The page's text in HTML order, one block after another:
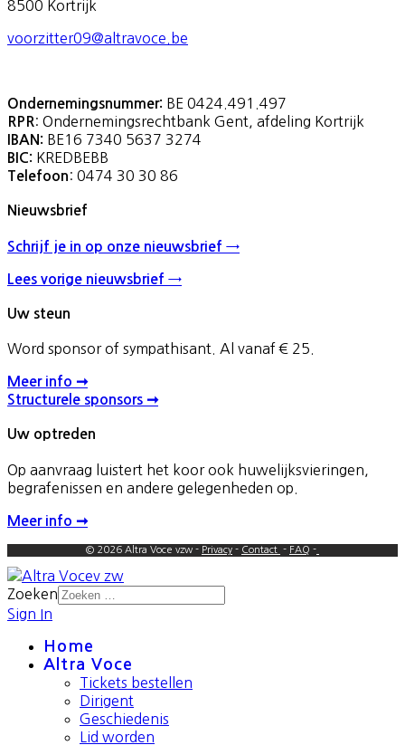
8500 Kortrijk
voorzitter09@altravoce.be
Ondernemingsnummer: BE 0424.491.497
RPR: Ondernemingsrechtbank Gent, afdeling Kortrijk
IBAN: BE16 7340 5637 3274
BIC: KREDBEBB
Telefoon : 0474 30 30 86
Nieuwsbrief
Schrijf je in op onze nieuwsbrief →
Lees vorige nieuwsbrief →
Uw steun
Word sponsor of sympathisant. Al vanaf € 25.
Meer info ➞
Structurele sponsors ➞
Uw optreden
Op aanvraag luistert het koor ook huwelijksvieringen,
begrafenissen en andere gelegenheden op.
Meer info ➞
© 2026 Altra Voce vzw - Privacy - Contact - FAQ -
Zoeken
Sign In
Home
Altra Voce
Tickets bestellen
Dirigent
Geschiedenis
Lid worden